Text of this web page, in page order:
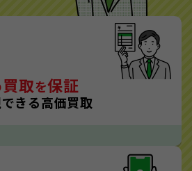
買取を保証
きる高価買取